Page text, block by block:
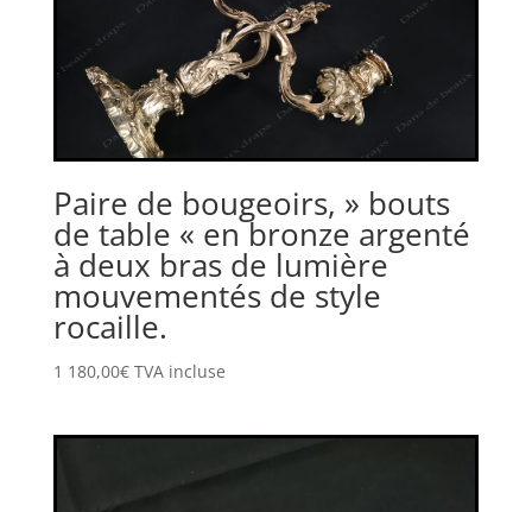
Paire de bougeoirs, » bouts
de table « en bronze argenté
à deux bras de lumière
mouvementés de style
rocaille.
1 180,00€ TVA incluse